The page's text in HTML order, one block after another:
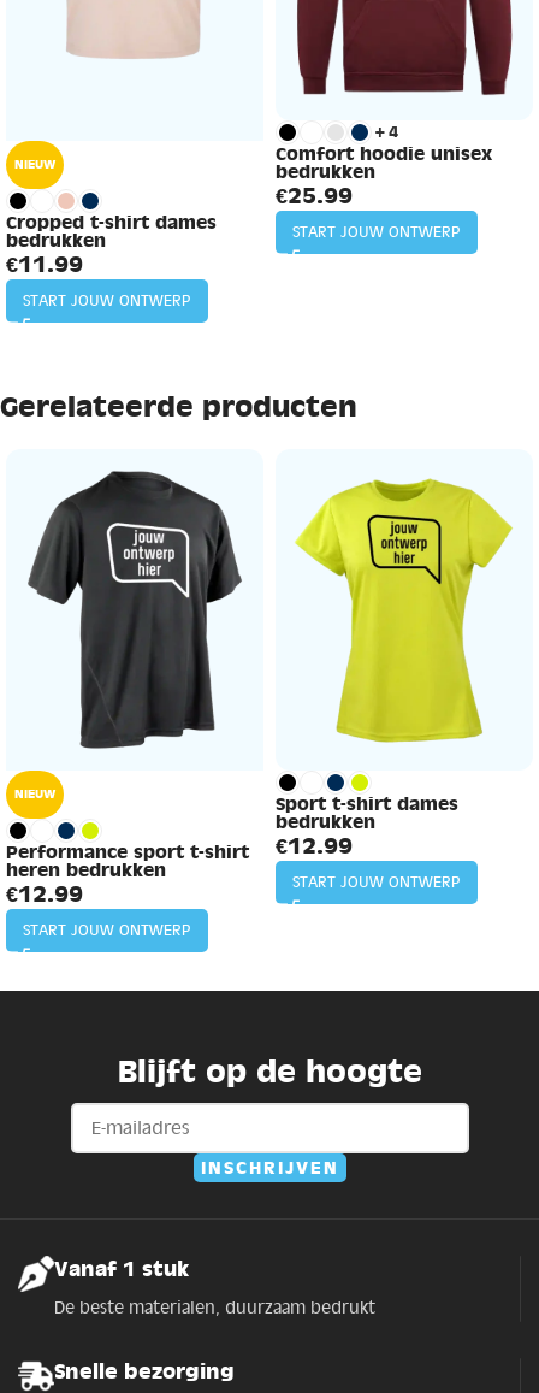
NIEUW
Cropped t-shirt dames
bedrukken
€11.99
START JOUW ONTWERP
+4
Comfort hoodie unisex
bedrukken
€25.99
START JOUW ONTWERP
Gerelateerde producten
NIEUW
Performance sport t-shirt
heren bedrukken
€12.99
START JOUW ONTWERP
Sport t-shirt dames
bedrukken
€12.99
START JOUW ONTWERP
Blijft op de hoogte
Vanaf 1 stuk
De beste materialen, duurzaam bedrukt
Snelle bezorging